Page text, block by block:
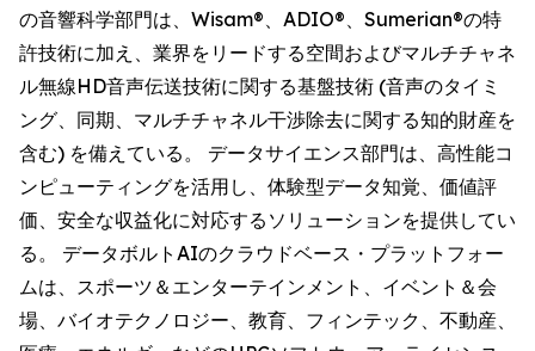
の音響科学部門は、Wisam®、ADIO®、Sumerian®の特
許技術に加え、業界をリードする空間およびマルチチャネ
ル無線HD音声伝送技術に関する基盤技術 (音声のタイミ
ング、同期、マルチチャネル干渉除去に関する知的財産を
含む) を備えている。 データサイエンス部門は、高性能コ
ンピューティングを活用し、体験型データ知覚、価値評
価、安全な収益化に対応するソリューションを提供してい
る。 データボルトAIのクラウドベース・プラットフォー
ムは、スポーツ＆エンターテインメント、イベント＆会
場、バイオテクノロジー、教育、フィンテック、不動産、